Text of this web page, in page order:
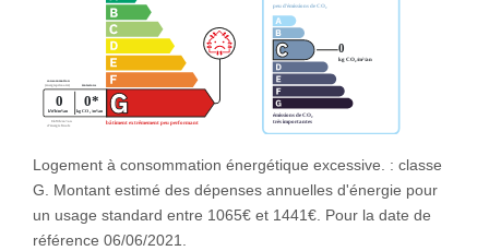
Logement à consommation énergétique excessive. : classe
G. Montant estimé des dépenses annuelles d'énergie pour
un usage standard entre 1065€ et 1441€. Pour la date de
référence 06/06/2021.